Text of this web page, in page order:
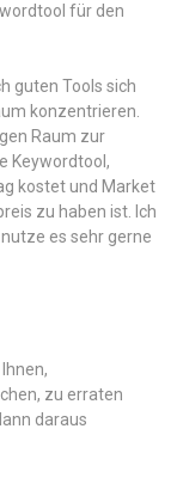
für den
guten Tools sich
konzentrieren.
Raum zur
Keywordtool,
kostet und Market
zu haben ist. Ich
es sehr gerne
zu erraten
daraus